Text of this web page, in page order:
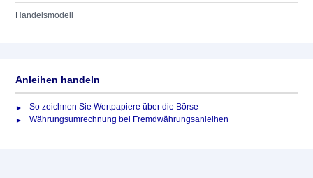
Handelsmodell
Anleihen handeln
So zeichnen Sie Wertpapiere über die Börse
Währungsumrechnung bei Fremdwährungsanleihen